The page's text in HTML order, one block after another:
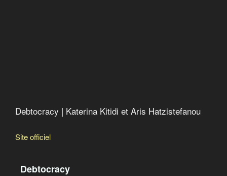
Debtocracy | Katerina Kitidi et Aris Hatzistefanou
Site officiel
Debtocracy